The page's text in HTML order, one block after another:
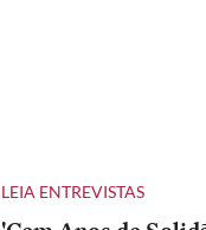
LEIA ENTREVISTAS